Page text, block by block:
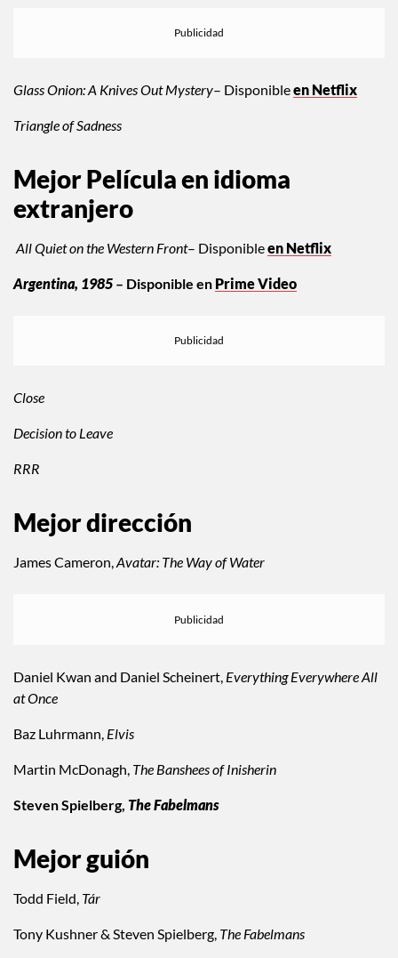
Glass Onion: A Knives Out Mystery– Disponibleen Netflix
Triangle of Sadness
Mejor Película en idioma
extranjero
All Quiet on the Western Front– Disponibleen Netflix
Argentina, 1985 – Disponible en Prime Video
Close
Decision to Leave
RRR
Mejor dirección
James Cameron,Avatar: The Way of Water
Daniel Kwan and Daniel Scheinert, Everything Everywhere All
at Once
Baz Luhrmann, Elvis
Martin McDonagh, The Banshees of Inisherin
Steven Spielberg, The Fabelmans
Mejor guión
Todd Field, Tár
Tony Kushner & Steven Spielberg, The Fabelmans